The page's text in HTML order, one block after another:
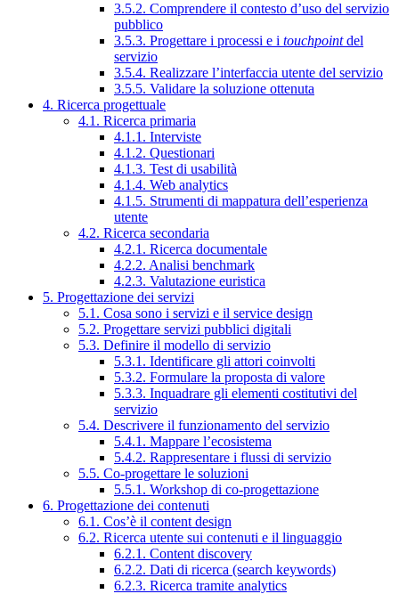
3.5.2. Comprendere il contesto d’uso del servizio
pubblico
3.5.3. Progettare i processi e i touchpointdel
servizio
3.5.4. Realizzare l’interfaccia utente del servizio
3.5.5. Validare la soluzione ottenuta
4. Ricerca progettuale
4.1. Ricerca primaria
4.1.1. Interviste
4.1.2. Questionari
4.1.3. Test di usabilità
4.1.4. Web analytics
4.1.5. Strumenti di mappatura dell’esperienza
utente
4.2. Ricerca secondaria
4.2.1. Ricerca documentale
4.2.2. Analisi benchmark
4.2.3. Valutazione euristica
5. Progettazione dei servizi
5.1. Cosa sono i servizi e il service design
5.2. Progettare servizi pubblici digitali
5.3. Definire il modello di servizio
5.3.1. Identificare gli attori coinvolti
5.3.2. Formulare la proposta di valore
5.3.3. Inquadrare gli elementi costitutivi del
servizio
5.4. Descrivere il funzionamento del servizio
5.4.1. Mappare l’ecosistema
5.4.2. Rappresentare i flussi di servizio
5.5. Co-progettare le soluzioni
5.5.1. Workshop di co-progettazione
6. Progettazione dei contenuti
6.1. Cos’è il content design
6.2. Ricerca utente sui contenuti e il linguaggio
6.2.1. Content discovery
6.2.2. Dati di ricerca (search keywords)
6.2.3. Ricerca tramite analytics